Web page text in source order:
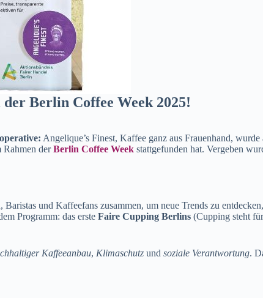
Berlin Coffee Week 2025!
Angelique’s Finest, Kaffee ganz aus Frauenhand,
Rahmen der Berlin Coffee Week stattgefunden hat. Vergeben
und Kaffeefans zusammen, um neue Trends zu
Programm: das ersteFaire Cupping Berlins(Cupping steht
Kaffeeanbau, Klimaschutz undsoziale Verantwortung.